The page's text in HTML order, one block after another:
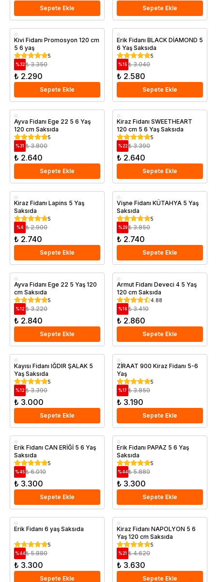
Sepete Ekle Sepete Ekle
Saksıda
Kivi Fidanı Promosyon 120 cm
5 6 yaş
5
%32 ₺ 3.350
₺ 2.290
Sepete Ekle
Aşılı
Erkenci
Saksıda
Erik Fidanı BLACK DİAMOND 5
6 Yaş Saksıda
5
%15 ₺ 3.040
₺ 2.580
Sepete Ekle
Aşılı
Saksıda
Ayva Fidanı Ege 22 5 6 Yaş
120 cm Saksıda
5
%31 ₺ 3.800
₺ 2.640
Sepete Ekle
Aşılı
Saksıda
Kiraz Fidanı SWEETHEART
120 cm 5 6 Yaş Saksıda
5
%22 ₺ 3.390
₺ 2.640
Sepete Ekle
Aşılı
Saksıda
Kiraz Fidanı Lapins 5 Yaş
Saksıda
5
% 6 ₺ 2.900
₺ 2.740
Sepete Ekle
Aşılı
Saksıda
Vişne Fidanı KÜTAHYA 5 Yaş
Saksıda
5
%29 ₺ 3.850
₺ 2.740
Sepete Ekle
Ayva Fidanı Ege 22 5 Yaş 120
cm Saksıda
5
%12 ₺ 3.220
₺ 2.840
Sepete Ekle
Aşılı
Geççi
Saksıda
Armut Fidanı Deveci 4 5 Yaş
120 cm Saksıda
4.88
%16 ₺ 3.410
₺ 2.860
Sepete Ekle
Aşılı
Saksıda
Kayısı Fidanı IĞDIR ŞALAK 5
Yaş Saksıda
5
%12 ₺ 3.390
₺ 3.000
Sepete Ekle
Aşılı
Geççi
Saksıda
ZİRAAT 900 Kiraz Fidanı 5-6
Yaş
5
%17 ₺ 3.850
₺ 3.190
Sepete Ekle
Aşılı
Erkenci
Saksıda
Erik Fidanı CAN ERİĞİ 5 6 Yaş
Saksıda
5
%45 ₺ 6.010
₺ 3.300
Sepete Ekle
Aşılı
Erkenci
Saksıda
Erik Fidanı PAPAZ 5 6 Yaş
Saksıda
5
%44₺ 5.880
₺ 3.300
Sepete Ekle
Saksıda
Erik Fidanı 6 yaş Saksıda
5
%44₺ 5.880
₺ 3.300
Sepete Ekle
Aşılı
Geççi
Saksıda
Kiraz Fidanı NAPOLYON 5 6
Yaş 120 cm Saksıda
5
%21 ₺ 4.620
₺ 3.630
Sepete Ekle